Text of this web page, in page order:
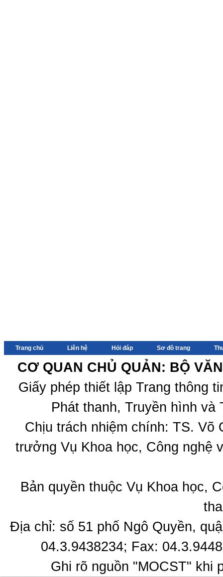
Trang chủ Liên hệ Hỏi đáp Sơ đồ trang
CƠ QUAN CHỦ QUẢN: BỘ
Giấy phép thiết lập Trang thông
Phát thanh, Truyền hình
Chịu trách nhiệm chính: TS.
trưởng Vụ Khoa học, Công nghệ
Bản quyền thuộc Vụ Khoa học,
Địa chỉ: số 51 phố Ngô Quyền,
04.3.9438234; Fax:
Ghi rõ nguồn "MOCST" khi